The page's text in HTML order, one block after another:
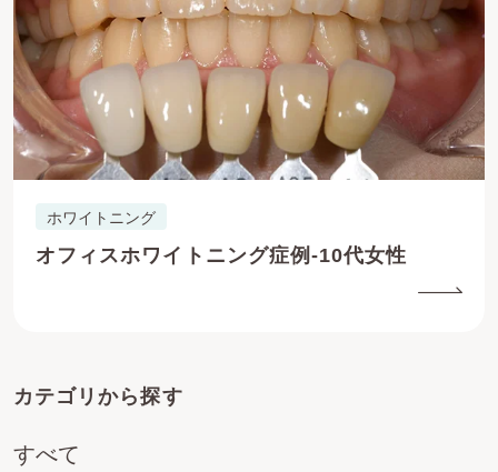
ホワイトニング
オフィスホワイトニング症例-10代女性
カテゴリから探す
すべて